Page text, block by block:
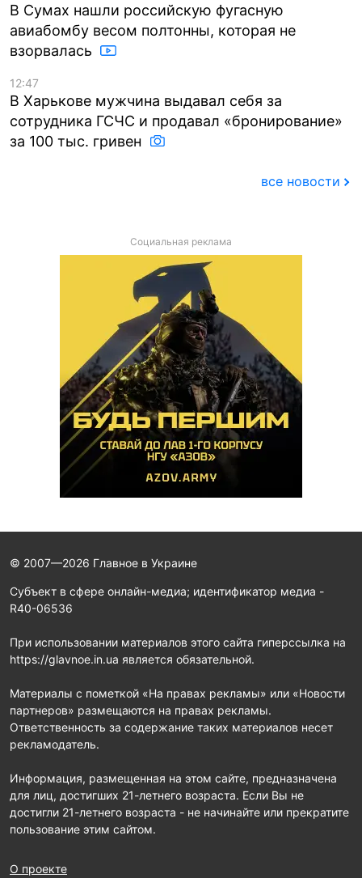
В Сумах нашли российскую фугасную
авиабомбу весом полтонны, которая не
взорвалась
12:47
В Харькове мужчина выдавал себя за
сотрудника ГСЧС и продавал «бронирование»
за 100 тыс. гривен
все новости
Социальная реклама
© 2007—2026 Главное в Украине
Субъект в сфере онлайн-медиа; идентификатор медиа -
R40-06536
При использовании материалов этого сайта гиперссылка на
https://glavnoe.in.ua является обязательной.
Материалы с пометкой «На правах рекламы» или «Новости
партнеров» размещаются на правах рекламы.
Ответственность за содержание таких материалов несет
рекламодатель.
Информация, размещенная на этом сайте, предназначена
для лиц, достигших 21-летнего возраста. Если Вы не
достигли 21-летнего возраста - не начинайте или прекратите
пользование этим сайтом.
О проекте